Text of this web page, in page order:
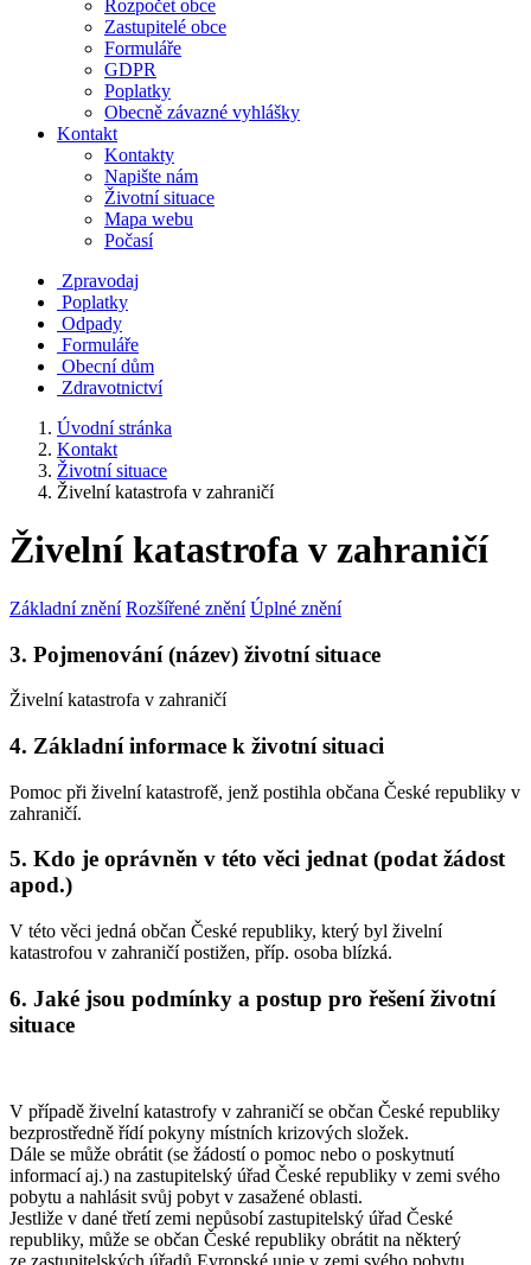
Rozpočet obce
Zastupitelé obce
Formuláře
GDPR
Poplatky
Obecně závazné vyhlášky
Kontakt
Kontakty
Napište nám
Životní situace
Mapa webu
Počasí
Zpravodaj
Poplatky
Odpady
Formuláře
Obecní dům
Zdravotnictví
Úvodní stránka
Kontakt
Životní situace
Živelní katastrofa v zahraničí
Živelní katastrofa v zahraničí
Základní znění Rozšířené znění Úplné znění
3. Pojmenování (název) životní situace
Živelní katastrofa v zahraničí
4. Základní informace k životní situaci
Pomoc při živelní katastrofě, jenž postihla občana České republiky v
zahraničí.
5. Kdo je oprávněn v této věci jednat (podat žádost
apod.)
V této věci jedná občan České republiky, který byl živelní
katastrofou v zahraničí postižen, příp. osoba blízká.
6. Jaké jsou podmínky a postup pro řešení životní
situace
V případě živelní katastrofy v zahraničí se občan České republiky
bezprostředně řídí pokyny místních krizových složek.
Dále se může obrátit (se žádostí o pomoc nebo o poskytnutí
informací aj.) na zastupitelský úřad České republiky v zemi svého
pobytu a nahlásit svůj pobyt v zasažené oblasti.
Jestliže v dané třetí zemi nepůsobí zastupitelský úřad České
republiky, může se občan České republiky obrátit na některý
ze zastupitelských úřadů Evropské unie v zemi svého pobytu.